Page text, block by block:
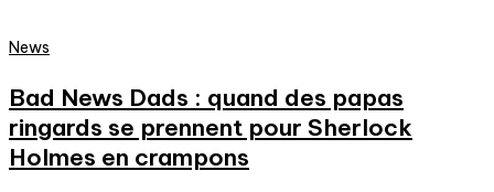
News
Bad News Dads : quand des papas
ringards se prennent pour Sherlock
Holmes en crampons